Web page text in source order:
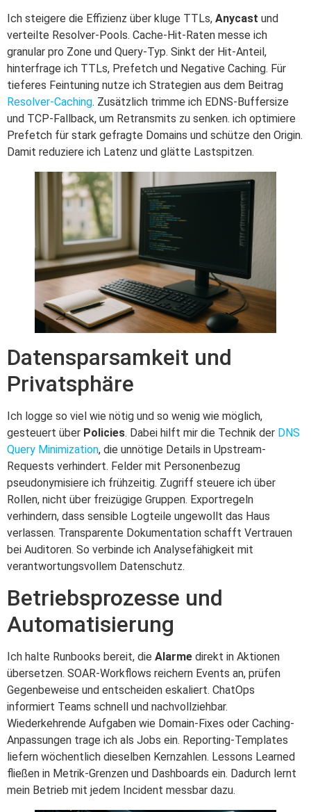
Ich steigere die Effizienz über kluge TTLs, Anycast und
verteilte Resolver-Pools. Cache-Hit-Raten messe ich
granular pro Zone und Query-Typ. Sinkt der Hit-Anteil,
hinterfrage ich TTLs, Prefetch und Negative Caching. Für
tieferes Feintuning nutze ich Strategien aus dem Beitrag
Resolver-Caching. Zusätzlich trimme ich EDNS-Buffersize
und TCP-Fallback, um Retransmits zu senken. ich optimiere
Prefetch für stark gefragte Domains und schütze den Origin.
Damit reduziere ich Latenz und glätte Lastspitzen.
Datensparsamkeit und
Privatsphäre
Ich logge so viel wie nötig und so wenig wie möglich,
gesteuert über Policies. Dabei hilft mir die Technik der DNS
Query Minimization, die unnötige Details in Upstream-
Requests verhindert. Felder mit Personenbezug
pseudonymisiere ich frühzeitig. Zugriff steuere ich über
Rollen, nicht über freizügige Gruppen. Exportregeln
verhindern, dass sensible Logteile ungewollt das Haus
verlassen. Transparente Dokumentation schafft Vertrauen
bei Auditoren. So verbinde ich Analysefähigkeit mit
verantwortungsvollem Datenschutz.
Betriebsprozesse und
Automatisierung
Ich halte Runbooks bereit, die Alarme direkt in Aktionen
übersetzen. SOAR-Workflows reichern Events an, prüfen
Gegenbeweise und entscheiden eskaliert. ChatOps
informiert Teams schnell und nachvollziehbar.
Wiederkehrende Aufgaben wie Domain-Fixes oder Caching-
Anpassungen trage ich als Jobs ein. Reporting-Templates
liefern wöchentlich dieselben Kernzahlen. Lessons Learned
fließen in Metrik-Grenzen und Dashboards ein. Dadurch lernt
mein Betrieb mit jedem Incident messbar dazu.